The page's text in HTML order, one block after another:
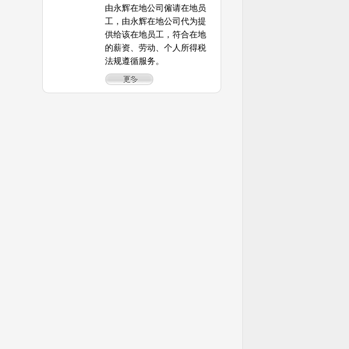
由永辉在地公司僱请在地员
工，由永辉在地公司代为提
供给该在地员工，符合在地
的薪资、劳动、个人所得税
法规遵循服务。